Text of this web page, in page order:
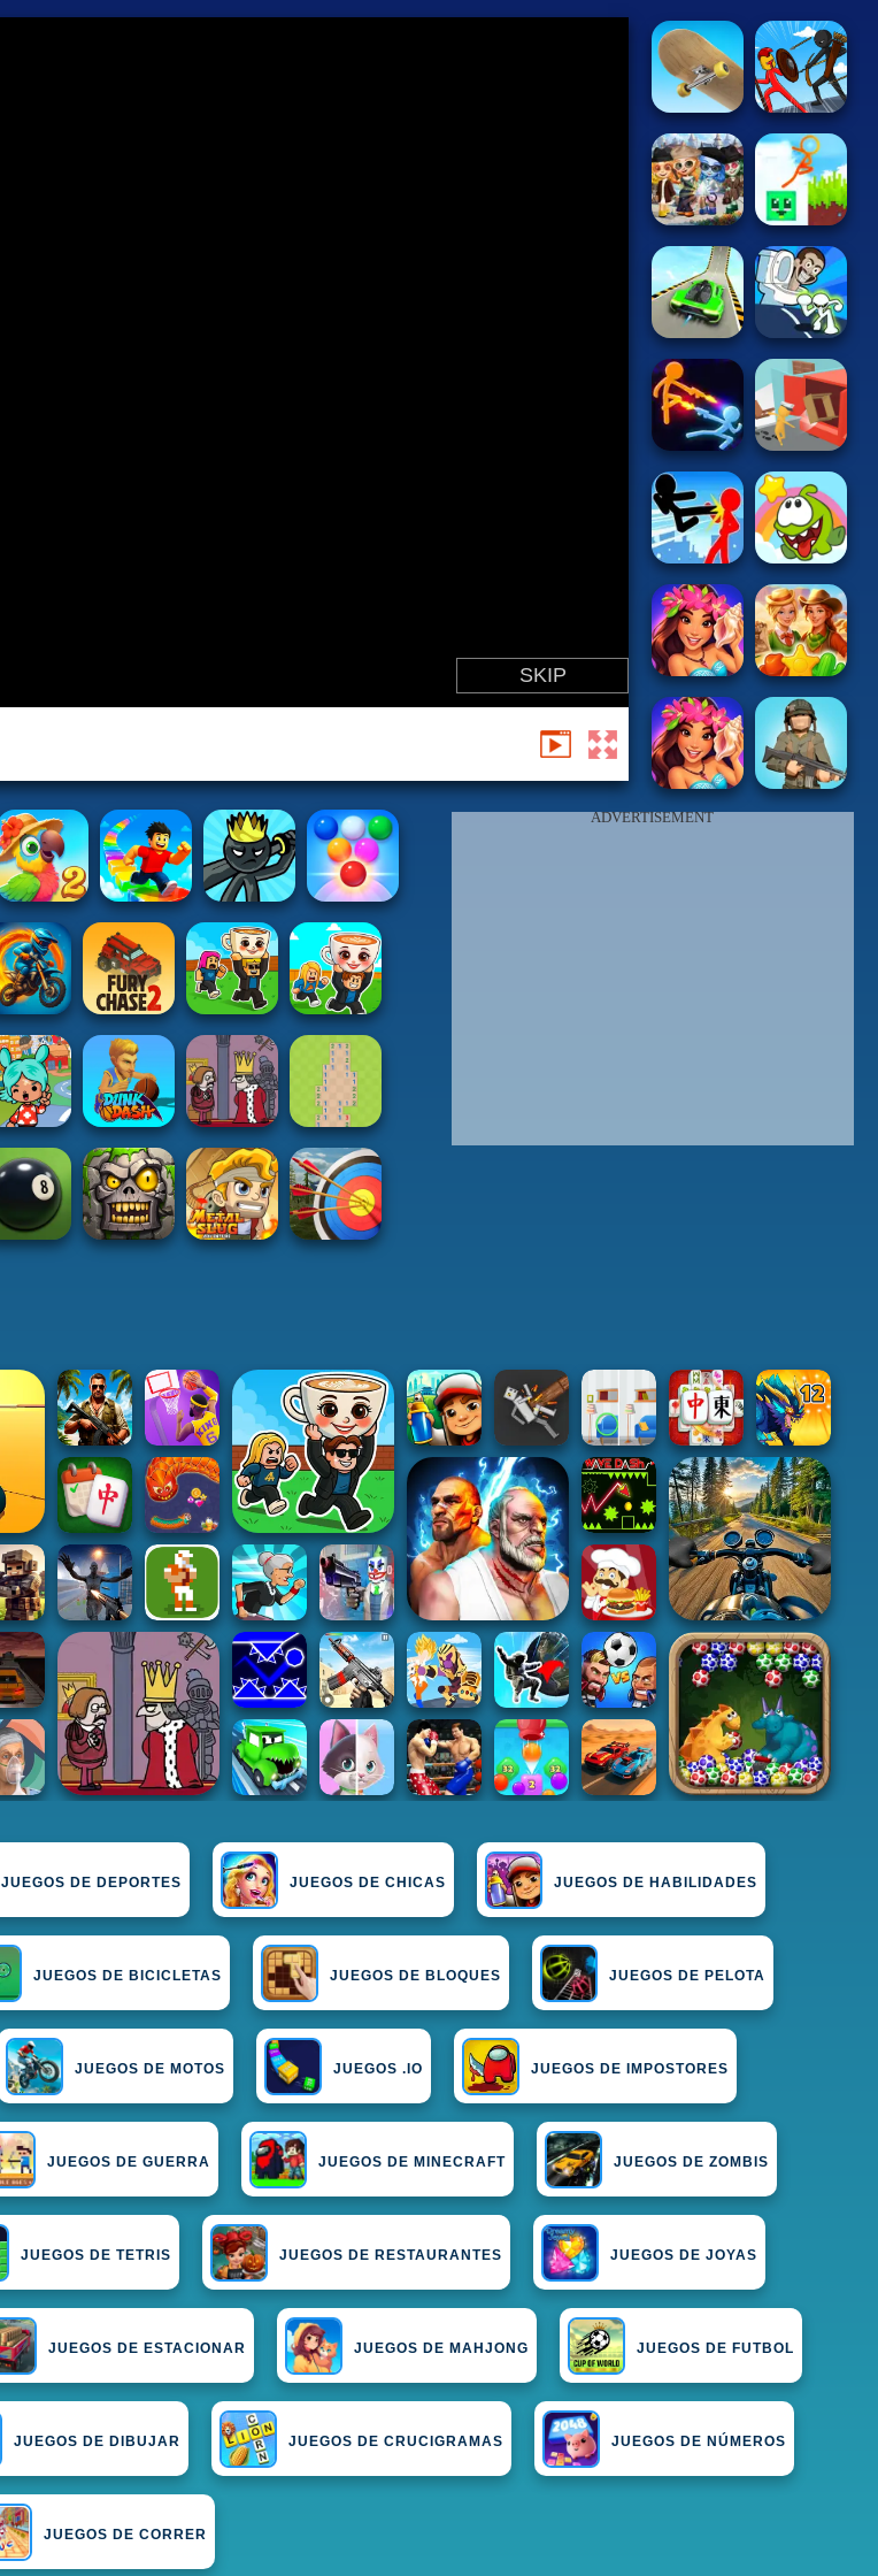
ADVERTISEMENT
JUEGOS DE DEPORTES JUEGOS DE CHICAS JUEGOS DE HABILIDADES
JUEGOS DE BICICLETAS JUEGOS DE BLOQUES JUEGOS DE PELOTA
JUEGOS DE MOTOS JUEGOS .IO JUEGOS DE IMPOSTORES
JUEGOS DE GUERRA JUEGOS DE MINECRAFT JUEGOS DE ZOMBIS
JUEGOS DE TETRIS JUEGOS DE RESTAURANTES JUEGOS DE JOYAS
JUEGOS DE ESTACIONAR JUEGOS DE MAHJONG JUEGOS DE FUTBOL
JUEGOS DE DIBUJAR JUEGOS DE CRUCIGRAMAS JUEGOS DE NÚMEROS
JUEGOS DE CORRER